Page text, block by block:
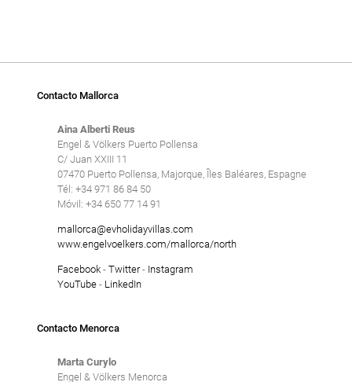
Contacto Mallorca
Aina Alberti Reus
Engel & Völkers Puerto Pollensa
C/ Juan XXIII 11
07470 Puerto Pollensa, Majorque, Îles Baléares, Espagne
Tél: +34 971 86 84 50
Móvil: +34 650 77 14 91
mallorca@evholidayvillas.com
www.engelvoelkers.com/mallorca/north
Facebook- Twitter- Instagram
YouTube- LinkedIn
Contacto Menorca
Marta Curylo
Engel & Völkers Menorca